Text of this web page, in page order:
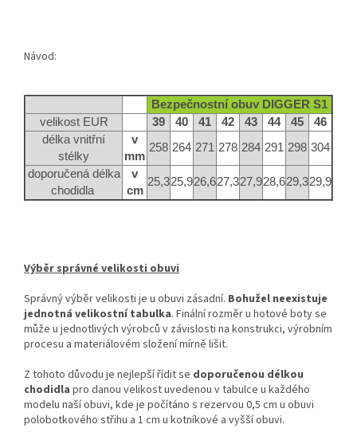
Návod:
Bezpečnostní obuv DIGGER S1
velikost EUR
39 40 41 42 43 44 45
46
délka vnitřní
stélky
v
mm
258 264 271 278 284 291 298 304
doporučená délka
chodidla
v
cm
25,325,926,627,327,928,629,329,9
Výběr správné velikosti obuvi
Správný výběr velikosti je u obuvi zásadní. Bohužel neexistuje
jednotná velikostní tabulka. Finální rozměr u hotové boty se
může u jednotlivých výrobců v závislosti na konstrukci, výrobním
procesu a materiálovém složení mírně lišit.
Z tohoto důvodu je nejlepší řídit se doporučenou délkou
chodidla pro danou velikost uvedenou v tabulce u každého
modelu naší obuvi, kde je počítáno s rezervou 0,5 cm u obuvi
polobotkového střihu a 1 cm u kotníkové a vyšší obuvi.